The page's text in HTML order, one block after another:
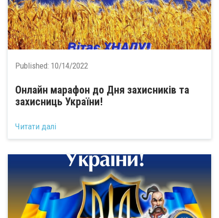
Published: 10/14/2022
Онлайн марафон до Дня захисників та
захисниць України!
Читати далі